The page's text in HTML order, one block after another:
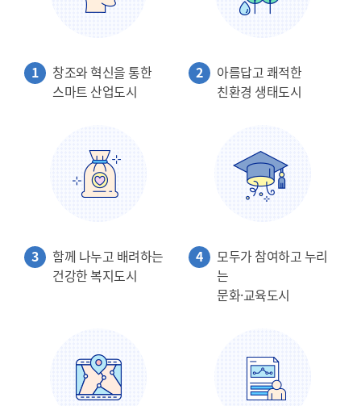
1
창조와 혁신을 통한
스마트 산업도시
2
아름답고 쾌적한
친환경 생태도시
3
함께 나누고 배려하는
건강한 복지도시
4
모두가 참여하고 누리
는
문화·교육도시